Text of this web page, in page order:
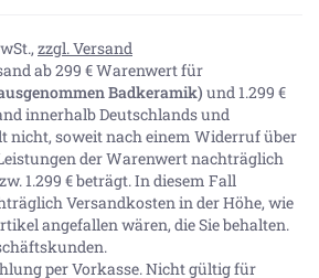
zzgl. Versand
ab 299 € Warenwert für
Badkeramik) und 1.299 €
innerhalb Deutschlands und
nicht, soweit nach einem Widerruf über
der Warenwert nachträglich
1.299 € beträgt. In diesem Fall
Versandkosten in der Höhe, wie
angefallen wären, die Sie behalten.
per Vorkasse. Nicht gültig für